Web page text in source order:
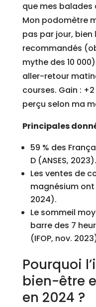
que mes
Mon podomètre
pas par jour, bien
recommandés
mythe des 10
aller-retour
courses. Gain :
perçu selon ma
Principales
59 % des
D (ANSES, 2023).
Les ventes de
magnésium ont
2024).
Le sommeil
barre des 7
(IFOP, nov.
Pourquoi
bien-être
en 2024 ?